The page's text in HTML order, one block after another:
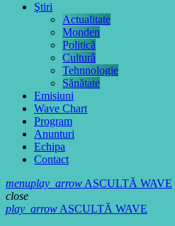
Ştiri
Actualitate
Monden
Politică
Cultură
Tehnnologie
Sănătate
Emisiuni
Wave Chart
Program
Anunturi
Echipa
Contact
menuplay_arrowASCULTĂ WAVE
close
play_arrowASCULTĂ WAVE